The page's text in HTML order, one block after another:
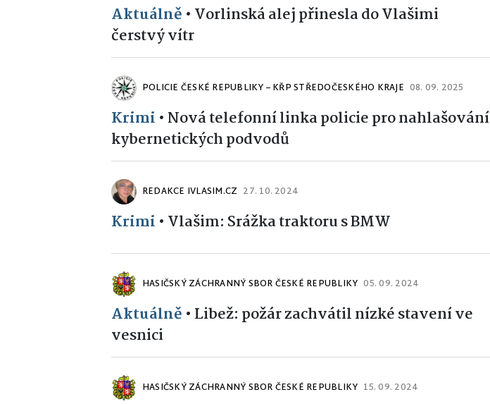
Aktuálně • Vorlinská alej přinesla do Vlašimi
čerstvý vítr
POLICIE ČESKÉ REPUBLIKY – KŘP STŘEDOČESKÉHO KRAJE 08. 09. 2025
Krimi • Nová telefonní linka policie pro nahlašování
kybernetických podvodů
REDAKCE IVLASIM.CZ 27. 10. 2024
Krimi • Vlašim: Srážka traktoru s BMW
HASIČSKÝ ZÁCHRANNÝ SBOR ČESKÉ REPUBLIKY 05. 09. 2024
Aktuálně • Libež: požár zachvátil nízké stavení ve
vesnici
HASIČSKÝ ZÁCHRANNÝ SBOR ČESKÉ REPUBLIKY 15. 09. 2024